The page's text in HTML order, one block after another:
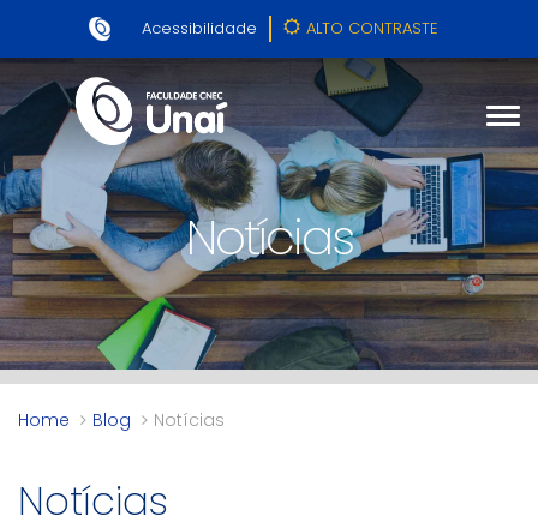
Acessibilidade ALTO CONTRASTE
Notícias
Home Blog Notícias
Notícias